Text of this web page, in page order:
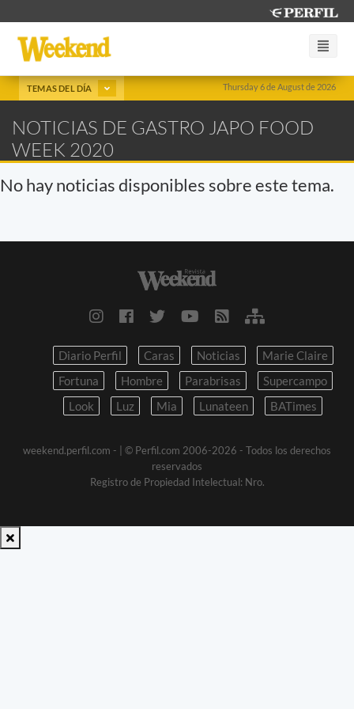
Thursday 6 de August de 2026
TEMAS DEL DÍA
NOTICIAS DE GASTRO JAPO FOOD
WEEK 2020
No hay noticias disponibles sobre este tema.
Diario Perfil Caras Noticias
Marie Claire
Fortuna
Hombre Parabrisas
Supercampo
Look
Luz Mia Lunateen BATimes
weekend.perfil.com -
| © Perfil.com 2006-2026 - Todos los derechos
reservados
Registro de Propiedad Intelectual: Nro.